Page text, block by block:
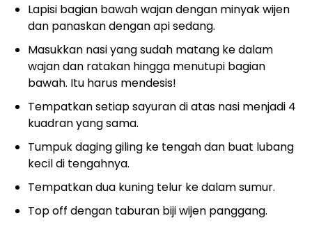
Lapisi bagian bawah wajan dengan minyak wijen
dan panaskan dengan api sedang.
Masukkan nasi yang sudah matang ke dalam
wajan dan ratakan hingga menutupi bagian
bawah. Itu harus mendesis!
Tempatkan setiap sayuran di atas nasi menjadi 4
kuadran yang sama.
Tumpuk daging giling ke tengah dan buat lubang
kecil di tengahnya.
Tempatkan dua kuning telur ke dalam sumur.
Top off dengan taburan biji wijen panggang.